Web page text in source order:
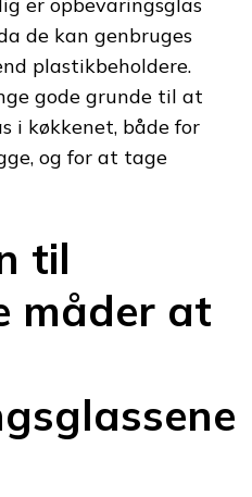
de kan genbruges
plastikbeholdere.
gode grunde til at
i køkkenet, både for
og for at tage
til
måder at